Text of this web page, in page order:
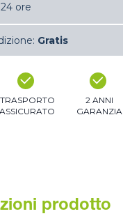
ore
Gratis
TRASPORTO
ASSICURATO
2 ANNI
GARANZIA
prodotto